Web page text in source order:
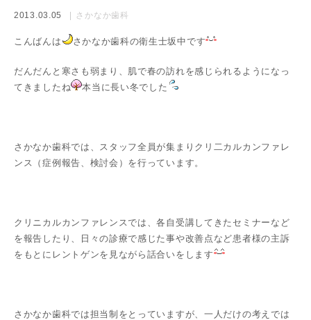
2013.03.05 さかなか歯科
こんばんは さかなか歯科の衛生士坂中です
だんだんと寒さも弱まり、肌で春の訪れを感じられるようになっ
てきましたね
本当に長い冬でした
さかなか歯科では、スタッフ全員が集まりクリ二カルカンファレ
ンス（症例報告、検討会）を行っています。
クリニカルカンファレンスでは、各自受講してきたセミナーなど
を報告したり、日々の診療で感じた事や改善点など患者様の主訴
をもとにレントゲンを見ながら話合いをします
さかなか歯科では担当制をとっていますが、一人だけの考えでは